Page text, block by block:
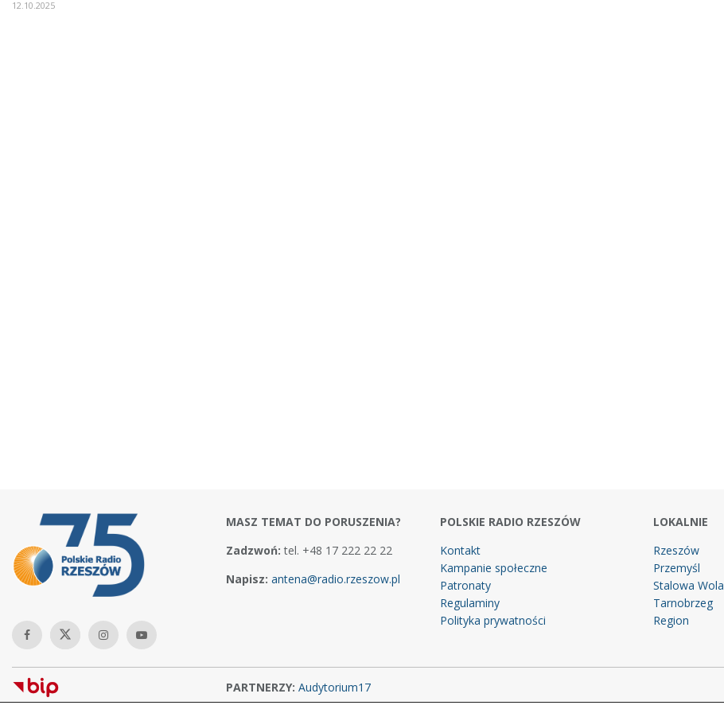
12.10.2025
MASZ TEMAT DO PORUSZENIA?
Zadzwoń: tel. +48 17 222 22 22
Napisz: antena@radio.rzeszow.pl
POLSKIE RADIO RZESZÓW
Kontakt
Kampanie społeczne
Patronaty
Regulaminy
Polityka prywatności
LOKALNIE
Rzeszów
Przemyśl
Stalowa Wola
Tarnobrzeg
Region
PARTNERZY: Audytorium17